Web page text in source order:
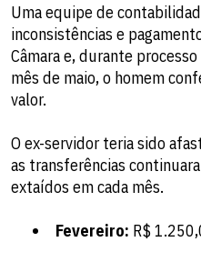
Uma equipe de
inconsistências e
Câmara e, durante
mês de maio, o homem
valor.
O ex-servidor teria sido
as transferências
extaídos em cada mês.
Fevereiro: R$